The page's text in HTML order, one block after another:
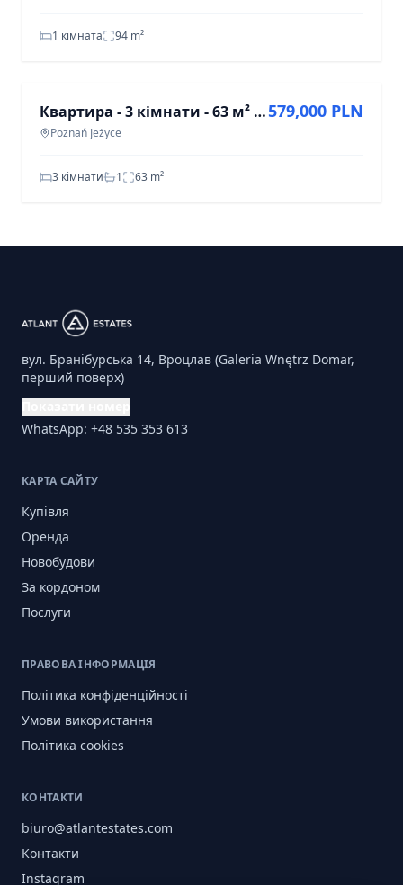
1 кімната 94 m²
Квартира - 3 кімнати - 63 м² - вул. Яна Генрика Дабровського Познань Єжиці
Poznań Jeżyce
579,000 PLN
3 кімнати 1 63 m²
вул. Бранібурська 14, Вроцлав (Galeria Wnętrz Domar,
перший поверх)
WhatsApp: +48 535 353 613
КАРТА САЙТУ
Купівля
Оренда
Новобудови
За кордоном
Послуги
ПРАВОВА ІНФОРМАЦІЯ
Політика конфіденційності
Умови використання
Політика cookies
КОНТАКТИ
biuro@atlantestates.com
Контакти
Instagram